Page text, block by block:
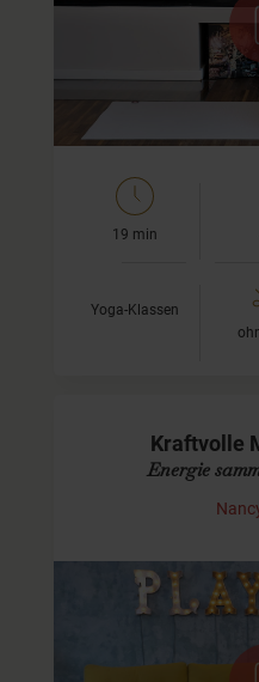
In dieser ruhigen und klar
ich Dich ein, Deinen
19 min
Yoga-Klassen
Kraftvolle
Energie
Dehnen &
Bei dieser kurzen
Geschmeidigkeit in